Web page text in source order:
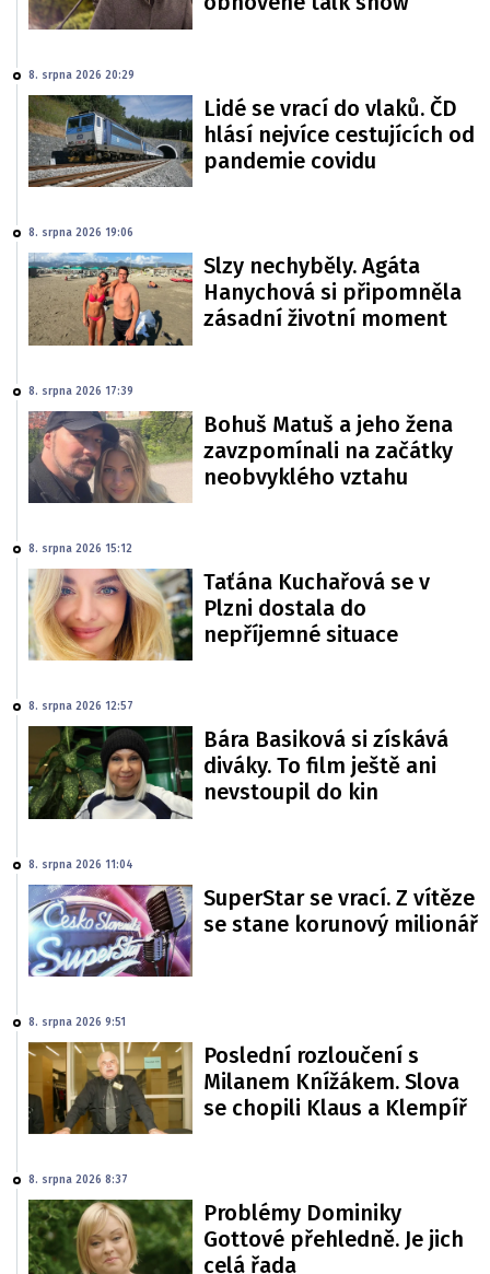
8. srpna 2026 20:29
Lidé se vrací do vlaků. ČD
hlásí nejvíce cestujících od
pandemie covidu
8. srpna 2026 19:06
Slzy nechyběly. Agáta
Hanychová si připomněla
zásadní životní moment
8. srpna 2026 17:39
Bohuš Matuš a jeho žena
zavzpomínali na začátky
neobvyklého vztahu
8. srpna 2026 15:12
Taťána Kuchařová se v
Plzni dostala do
nepříjemné situace
8. srpna 2026 12:57
Bára Basiková si získává
diváky. To film ještě ani
nevstoupil do kin
8. srpna 2026 11:04
SuperStar se vrací. Z vítěze
se stane korunový milionář
8. srpna 2026 9:51
Poslední rozloučení s
Milanem Knížákem. Slova
se chopili Klaus a Klempíř
8. srpna 2026 8:37
Problémy Dominiky
Gottové přehledně. Je jich
celá řada